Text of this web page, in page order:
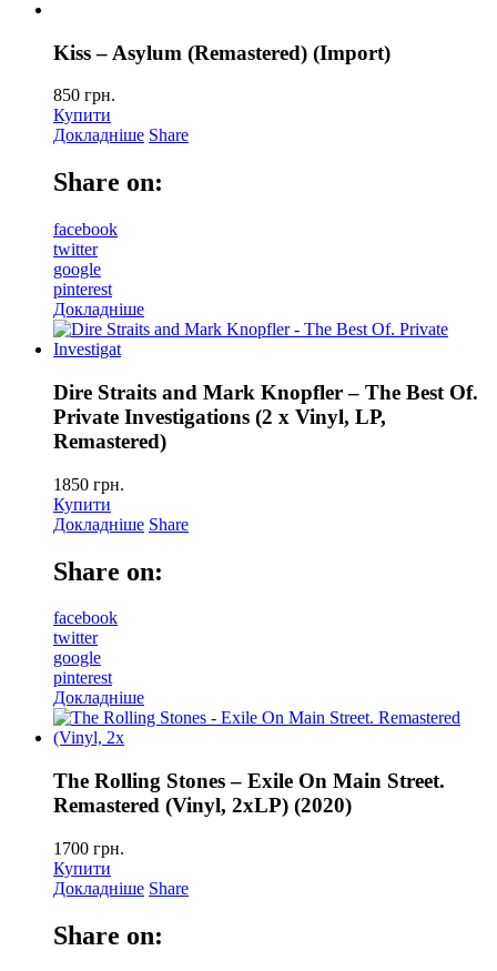
Kiss – Asylum (Remastered) (Import)
850 грн.
Купити
Докладніше Share
Share on:
facebook
twitter
google
pinterest
Докладніше
Dire Straits and Mark Knopfler – The Best Of.
Private Investigations (2 x Vinyl, LP,
Remastered)
1850 грн.
Купити
Докладніше Share
Share on:
facebook
twitter
google
pinterest
Докладніше
The Rolling Stones – Exile On Main Street.
Remastered (Vinyl, 2xLP) (2020)
1700 грн.
Купити
Докладніше Share
Share on: